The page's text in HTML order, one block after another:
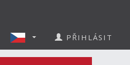
PŘIHLÁSIT